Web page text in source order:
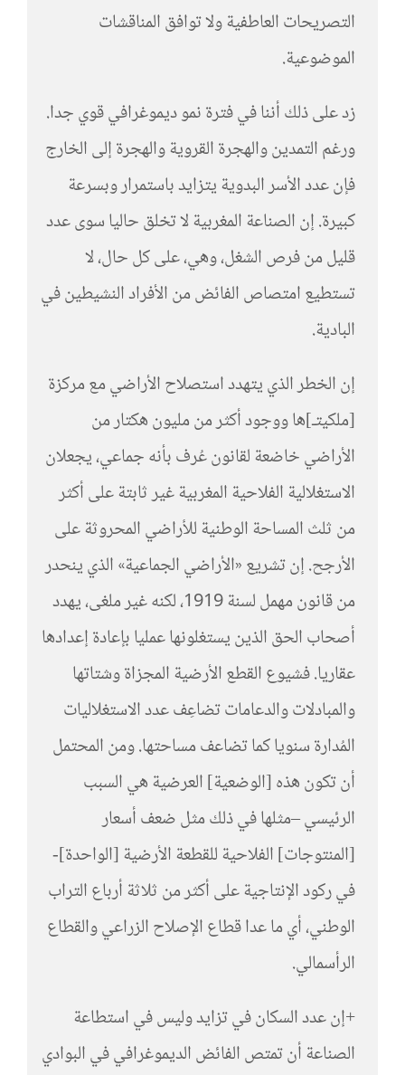
التصريحات العاطفية ولا توافق المناقشات
الموضوعية.
زد على ذلك أننا في فترة نمو ديموغرافي قوي جدا.
ورغم التمدين والهجرة القروية والهجرة إلى الخارج
فإن عدد الأسر البدوية يتزايد باستمرار وبسرعة
كبيرة. إن الصناعة المغربية لا تخلق حاليا سوى عدد
قليل من فرص الشغل، وهي، على كل حال، لا
تستطيع امتصاص الفائض من الأفراد النشيطين في
البادية.
إن الخطر الذي يتهدد استصلاح الأراضي مع مركزة
[ملكيتـ]ها ووجود أكثر من مليون هكتار من
الأراضي خاضعة لقانون عُرف بأنه جماعي، يجعلان
الاستغلالية الفلاحية المغربية غير ثابتة على أكثر
من ثلث المساحة الوطنية للأراضي المحروثة على
الأرجح. إن تشريع «الأراضي الجماعية» الذي ينحدر
من قانون مهمل لسنة 1919، لكنه غير ملغى، يهدد
أصحاب الحق الذين يستغلونها عمليا بإعادة إعدادها
عقاريا. فشيوع القطع الأرضية المجزاة وشتاتها
والمبادلات والدعامات تضاعِف عدد الاستغلاليات
المُدارة سنويا كما تضاعف مساحتها. ومن المحتمل
أن تكون هذه [الوضعية] العرضية هي السبب
الرئيسي –مثلها في ذلك مثل ضعف أسعار
[المنتوجات] الفلاحية للقطعة الأرضية [الواحدة]-
في ركود الإنتاجية على أكثر من ثلاثة أرباع التراب
الوطني، أي ما عدا قطاع الإصلاح الزراعي والقطاع
الرأسمالي.
+إن عدد السكان في تزايد وليس في استطاعة
الصناعة أن تمتص الفائض الديموغرافي في البوادي